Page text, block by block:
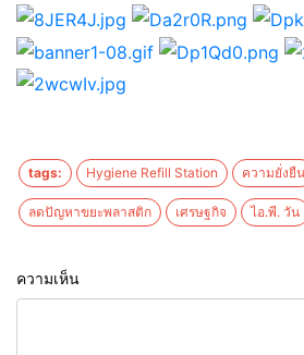
tags: Hygiene Refill Station ความยั่งยืน
ลดปัญหาขยะพลาสติก เศรษฐกิจ ไอ.พี. วัน
ความเห็น